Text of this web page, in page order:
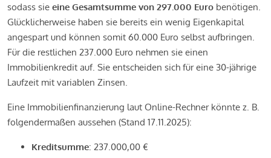
sodass sie eine Gesamtsumme von 297.000 Euro benötigen.
Glücklicherweise haben sie bereits ein wenig Eigenkapital
angespart und können somit 60.000 Euro selbst aufbringen.
Für die restlichen 237.000 Euro nehmen sie einen
Immobilienkredit auf. Sie entscheiden sich für eine 30-jährige
Laufzeit mit variablen Zinsen.
Eine Immobilienfinanzierung laut Online-Rechner könnte z. B.
folgendermaßen aussehen (Stand 17.11.2025):
Kreditsumme: 237.000,00 €